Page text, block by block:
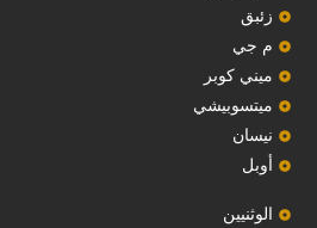
‏زئبق‏
م جي
ميني كوبر
ميتسوبيشي
نيسان
أوبل
‏الوثنيين‏